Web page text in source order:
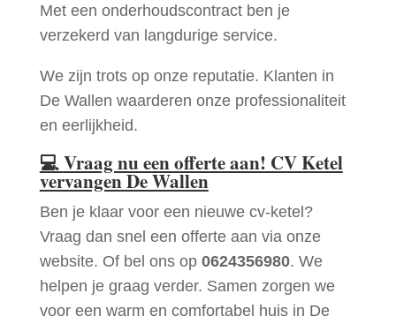
Met een onderhoudscontract ben je
verzekerd van langdurige service.
We zijn trots op onze reputatie. Klanten in
De Wallen waarderen onze professionaliteit
en eerlijkheid.
💻Vraag nu een offerte aan! CV Ketel
vervangen De Wallen
Ben je klaar voor een nieuwe cv-ketel?
Vraag dan snel een offerte aan via onze
website. Of bel ons op 0624356980. We
helpen je graag verder. Samen zorgen we
voor een warm en comfortabel huis in De